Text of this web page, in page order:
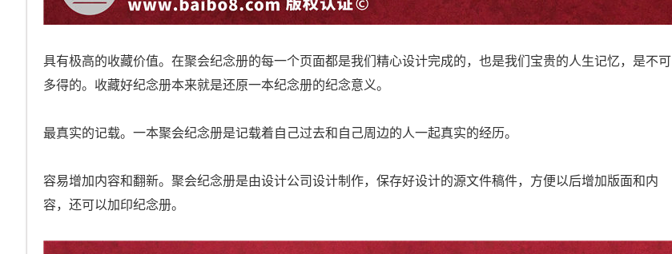
具有极高的收藏价值。在聚会纪念册的每一个页面都是我们精心设计完成的，也是我们宝贵的人生记忆，是不可
多得的。收藏好纪念册本来就是还原一本纪念册的纪念意义。
最真实的记载。一本聚会纪念册是记载着自己过去和自己周边的人一起真实的经历。
容易增加内容和翻新。聚会纪念册是由设计公司设计制作，保存好设计的源文件稿件，方便以后增加版面和内
容，还可以加印纪念册。